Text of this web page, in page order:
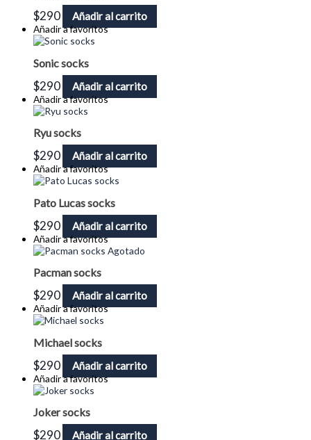
$290 Añadir al carrito
Añadir a favoritos
Sonic socks
$290 Añadir al carrito
Añadir a favoritos
Ryu socks
$290 Añadir al carrito
Añadir a favoritos
Pato Lucas socks
$290 Añadir al carrito
Añadir a favoritos
Agotado
Pacman socks
$290 Añadir al carrito
Añadir a favoritos
Michael socks
$290 Añadir al carrito
Añadir a favoritos
Joker socks
$290 Añadir al carrito